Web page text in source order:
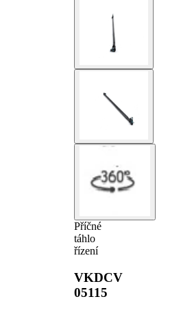
Příčné
táhlo
řízení
VKDCV
05115